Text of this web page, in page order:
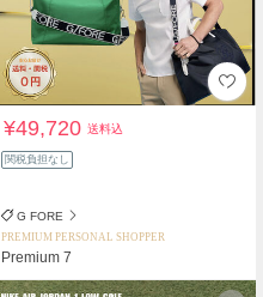
¥49,720送料込
関税負担なし
G FORE
PREMIUM PERSONAL SHOPPER
Premium 7